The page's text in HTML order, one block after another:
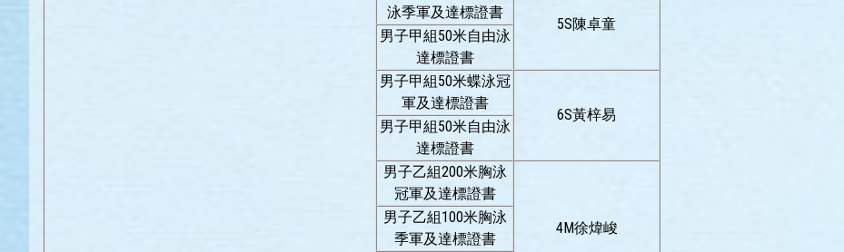
泳季軍及達標證書
5S陳卓童
男子甲組50米自由泳
達標證書
男子甲組50米蝶泳冠
軍及達標證書
6S黃梓易
男子甲組50米自由泳
達標證書
男子乙組200米胸泳
冠軍及達標證書
4M徐煒峻
男子乙組100米胸泳
季軍及達標證書